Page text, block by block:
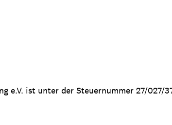
ist unter der Steuernummer 27/